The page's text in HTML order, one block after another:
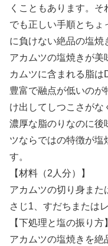
くこともあります。
でも正しい手順とちょ
に負けない絶品の塩焼
アカムツの塩焼きが美
カムツに含まれる脂
豊富で融点が低いのが
け出してしつこさがな
濃厚な脂のりなのに後
ツならではの特徴が塩
す。
【材料（2人分）】
アカムツの切り身また
さじ1、すだちまたは
【下処理と塩の振り方】
アカムツの塩焼きを絶